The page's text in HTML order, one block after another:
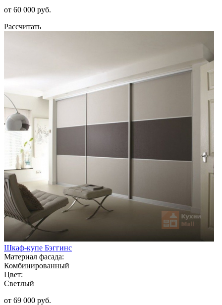
от 60 000 руб.
Рассчитать
Шкаф-купе Бэггинс
Материал фасада:
Комбинированный
Цвет:
Светлый
от 69 000 руб.